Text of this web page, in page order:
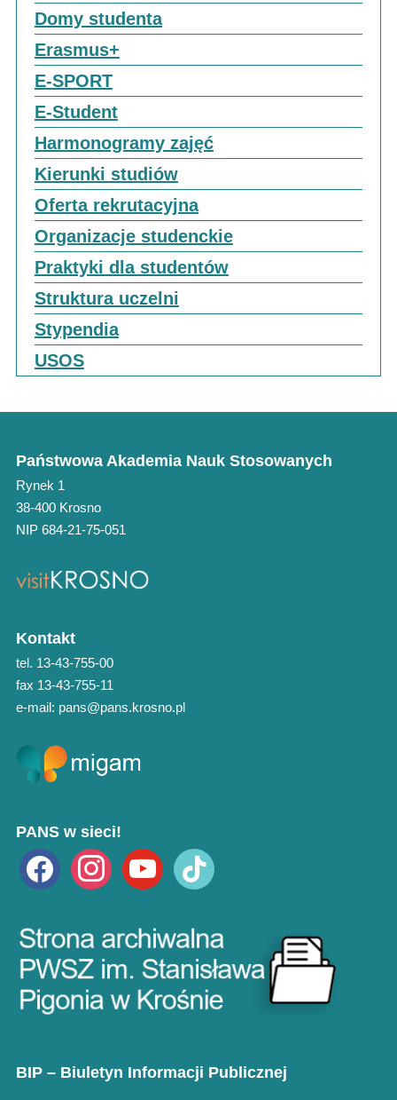
Domy studenta
Erasmus+
E-SPORT
E-Student
Harmonogramy zajęć
Kierunki studiów
Oferta rekrutacyjna
Organizacje studenckie
Praktyki dla studentów
Struktura uczelni
Stypendia
USOS
Państwowa Akademia Nauk Stosowanych
Rynek 1
38-400 Krosno
NIP 684-21-75-051
Kontakt
tel. 13-43-755-00
fax 13-43-755-11
e-mail: pans@pans.krosno.pl
PANS w sieci!
facebook instagramyoutube tiktok
BIP – Biuletyn Informacji Publicznej